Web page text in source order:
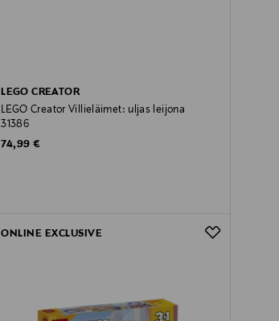
LEGO CREATOR
LEGO Creator Villieläimet: uljas leijona
31386
Original Price
74,99 €
ONLINE EXCLUSIVE